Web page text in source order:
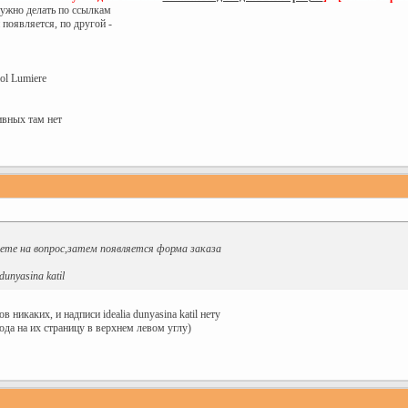
делать по ссылкам
по другой -
Lumiere
там нет
на вопрос,затем появляется форма заказа
katil
никаких, и надписи idealia dunyasina katil нету
на их страницу в верхнем левом углу)